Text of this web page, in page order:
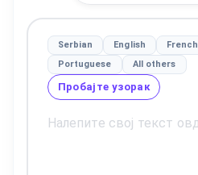
Serbian English French
Portuguese
All others
Пробајте узорак